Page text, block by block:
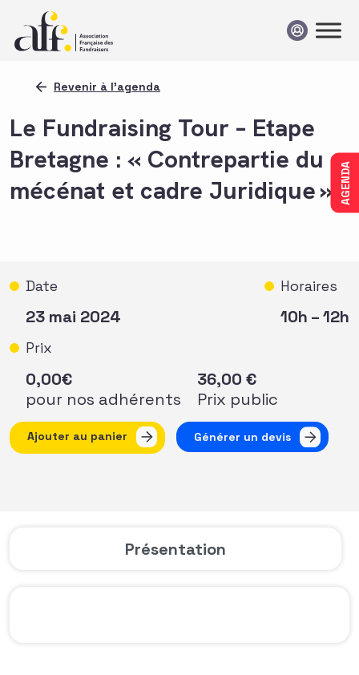
AGENDA
Revenir à l'agenda
Le Fundraising Tour – Etape
Bretagne : « Contrepartie du
mécénat et cadre Juridique »
Date
23 mai 2024
Horaires
10h – 12h
Prix
0,00€
pour nos adhérents
36,00 €
Prix public
quantité de Le Fundraising Tour - Etape Bretagne :
Ajouter au panier Générer un devis
Présentation